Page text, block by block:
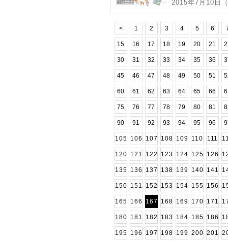
2015年7月10日
< 1 2 3 4 5 6
15 16 17 18 19 20 21
30 31 32 33 34 35 36
45 46 47 48 49 50 51
60 61 62 63 64 65 66
75 76 77 78 79 80 81
90 91 92 93 94 95 96
105 106 107 108 109 110 111
120 121 122 123 124 125 126
135 136 137 138 139 140 141
150 151 152 153 154 155 156
165 166 167 168 169 170 171
180 181 182 183 184 185 186
195 196 197 198 199 200 201